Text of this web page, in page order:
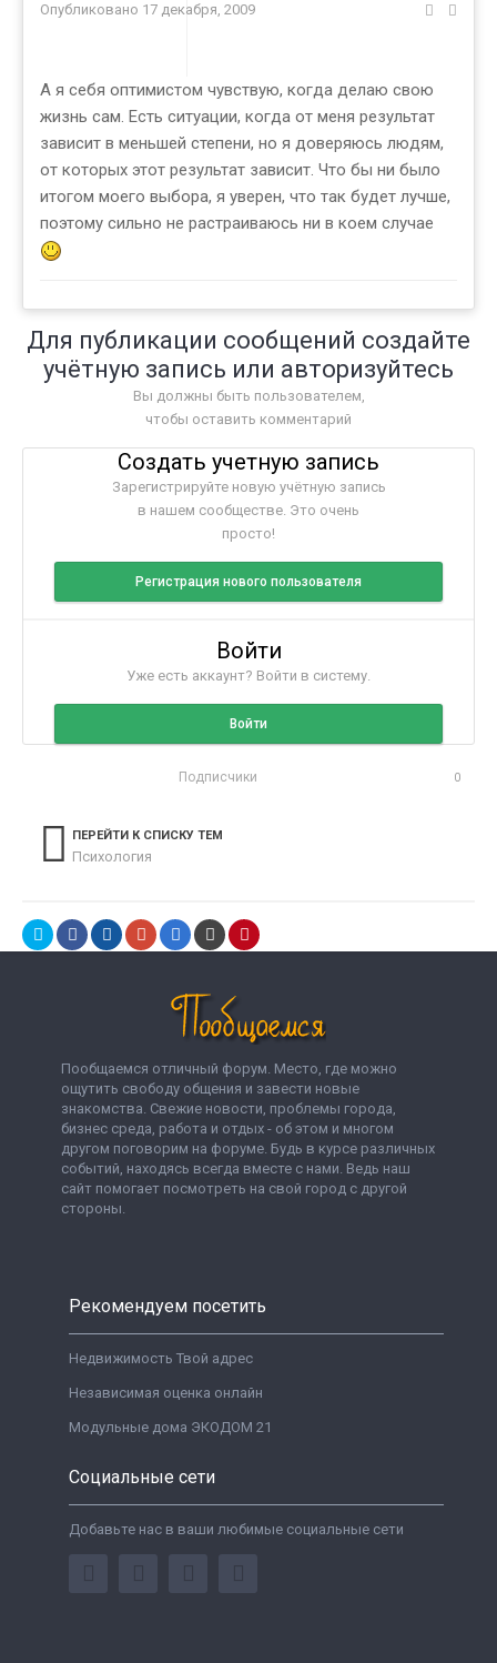
Опубликовано 17 декабря, 2009
А я себя оптимистом чувствую, когда делаю свою
жизнь сам. Есть ситуации, когда от меня результат
зависит в меньшей степени, но я доверяюсь людям,
от которых этот результат зависит. Что бы ни было
итогом моего выбора, я уверен, что так будет лучше,
поэтому сильно не растраиваюсь ни в коем случае
Для публикации сообщений создайте
учётную запись или авторизуйтесь
Вы должны быть пользователем,
чтобы оставить комментарий
Создать учетную запись
Зарегистрируйте новую учётную запись
в нашем сообществе. Это очень
просто!
Регистрация нового пользователя
Войти
Уже есть аккаунт? Войти в систему.
Войти
Подписчики 0
ПЕРЕЙТИ К СПИСКУ ТЕМ
Психология
Пообщаемся отличный форум. Место, где можно
ощутить свободу общения и завести новые
знакомства. Свежие новости, проблемы города,
бизнес среда, работа и отдых - об этом и многом
другом поговорим на форуме. Будь в курсе различных
событий, находясь всегда вместе с нами. Ведь наш
сайт помогает посмотреть на свой город с другой
стороны.
Рекомендуем посетить
Недвижимость Твой адрес
Независимая оценка онлайн
Модульные дома ЭКОДОМ 21
Социальные сети
Добавьте нас в ваши любимые социальные сети